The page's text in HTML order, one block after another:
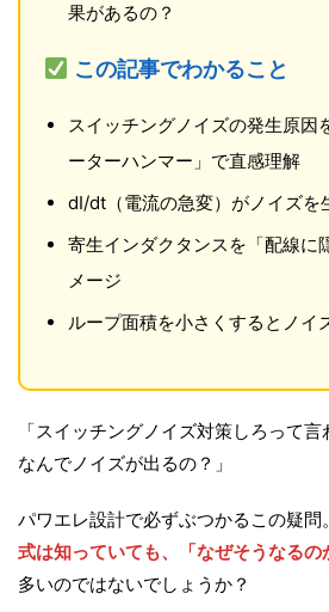
果があるの？
この記事でわかること
スイッチングノイズの発生原因
ーターハンマー」で直感理解
dI/dt（電流の急変）がノイズを
寄生インダクタンスを「配線に
メージ
ループ面積を小さくするとノイ
「スイッチングノイズ対策しろって
なんでノイズが出るの？」
パワエレ設計で必ずぶつかるこの疑問。
式は知っていても、「なぜそうなるの
多いのではないでしょうか？